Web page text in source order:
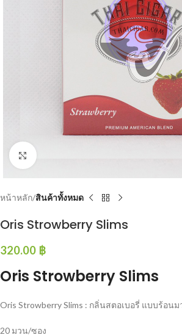
หน้าหลัก สินค้าทั้งหมด
Oris Strowberry Slims
320.00 ฿
Oris Strowberry Slims
Oris Strowberry Slims : กลิ่นสตอเบอรี่ แบบร้อนม
20 มวน/ซอง